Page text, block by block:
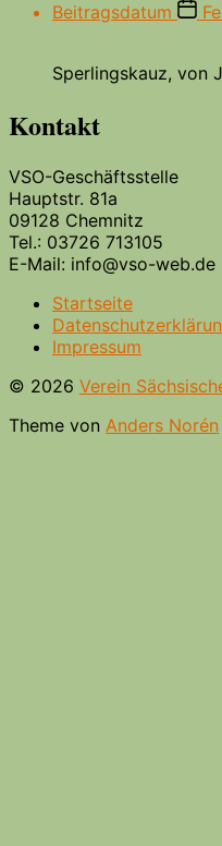
Beitragsdatum
Sperlingskauz, von
Kontakt
VSO-Geschäftsstelle
Hauptstr. 81a
09128 Chemnitz
Tel.: 03726 713105
E-Mail: info@vso-web.de
Startseite
Impressum
© 2026 Verein
Theme von Anders Norén